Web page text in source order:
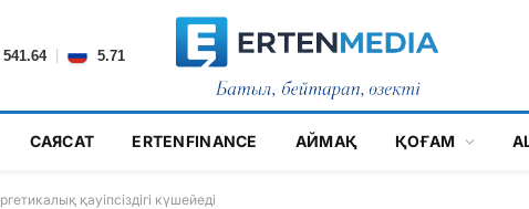
541.64 5.71
САЯСАТ ERTENFINANCE АЙМАҚ ҚОҒАМ
қауіпсіздігі күшейеді